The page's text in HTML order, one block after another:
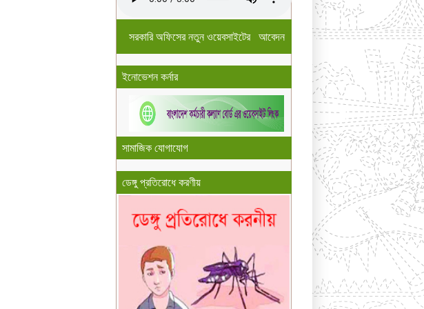
সরকারি অফিসের নতুন ওয়েবসাইটের আবেদন
ইনোভেশন কর্নার
সামাজিক যোগাযোগ
ডেঙ্গু প্রতিরোধে করণীয়